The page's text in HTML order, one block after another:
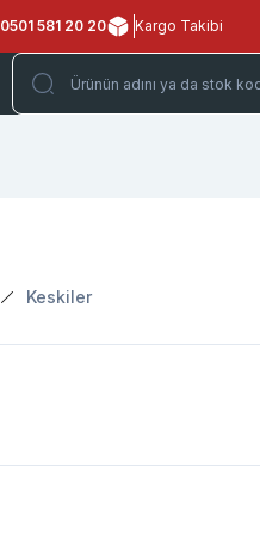
0501 581 20 20 Kargo Takibi
Keskiler